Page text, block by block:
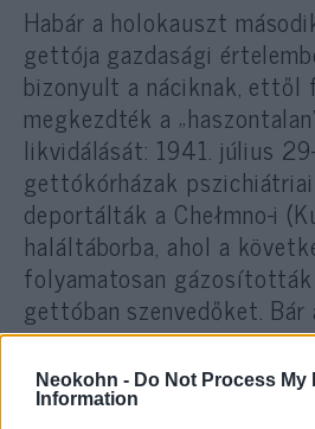
Neokohn - Do Not Process My
Information
Habár a holokauszt
gettója gazdasági
bizonyult a náciknak, ettől
megkezdték a
likvidálását: 1941. július
gettókórházak
deportálták a Chełmno-i
haláltáborba, ahol a
folyamatosan gázosították
gettóban szenvedőket.
elvileg Rumkowski sem
a deportáltak sorsa,
„(újra)hasznosítás” gyanánt